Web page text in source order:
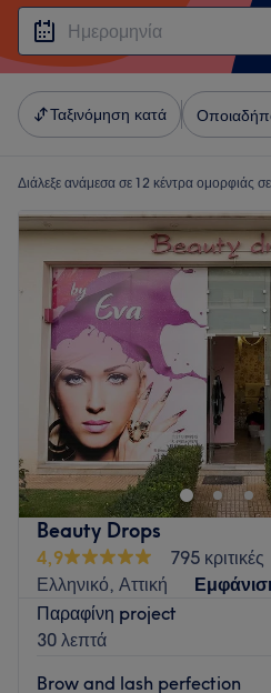
Ταξινόμηση κατά
Διάλεξε ανάμεσα σε 12 κέντρα ομορφιάς
Beauty Drops
4,9
795 κριτικές
Ελληνικό, Αττική
Παραφίνη project
30 λεπτά
Brow and lash perfection